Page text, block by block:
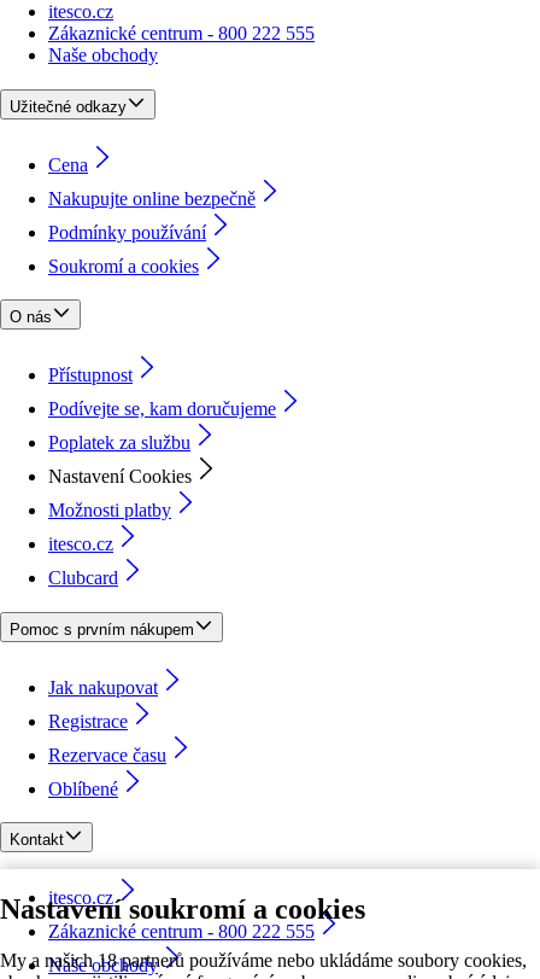
Nastavení soukromí a cookies
My a našich 18 partnerů používáme nebo ukládáme soubory cookies,
itesco.cz
Zákaznické centrum - 800 222 555
Naše obchody
Užitečné odkazy
Cena
Nakupujte online bezpečně
Podmínky používání
Soukromí a cookies
O nás
Přístupnost
Podívejte se, kam doručujeme
Poplatek za službu
Nastavení Cookies
Možnosti platby
itesco.cz
Clubcard
Pomoc s prvním nákupem
Jak nakupovat
Registrace
Rezervace času
Oblíbené
Kontakt
itesco.cz
Zákaznické centrum - 800 222 555
Naše obchody